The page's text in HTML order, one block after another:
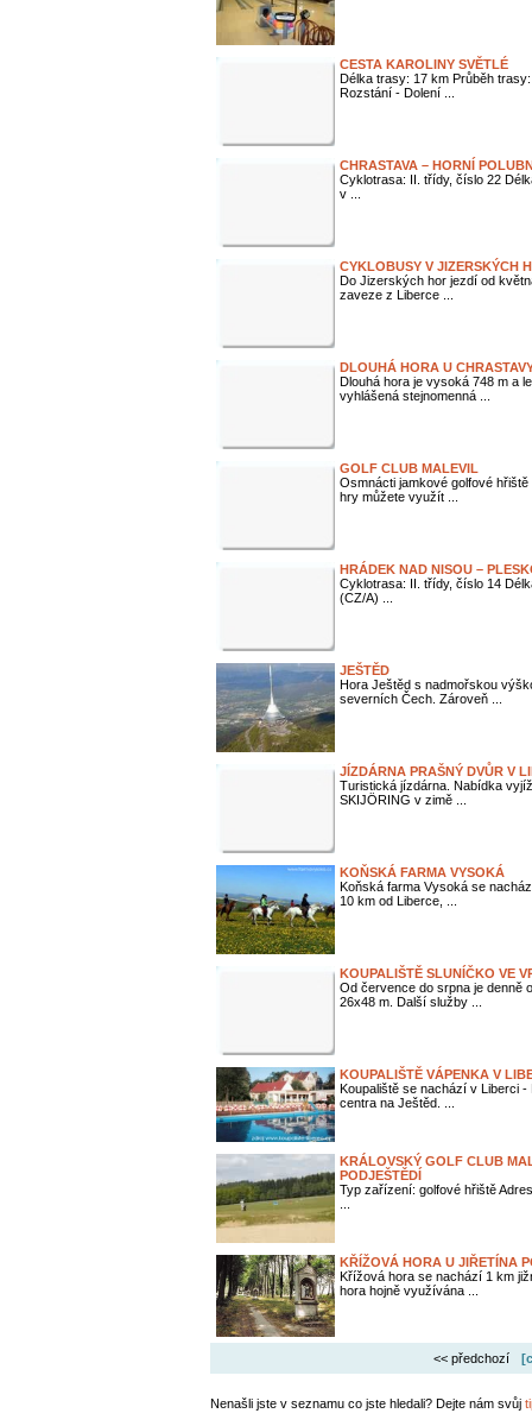
CESTA KAROLINY SVĚTLÉ
Délka trasy: 17 km Průběh
Rozstání - Dolení ...
CHRASTAVA – HORNÍ
Cyklotrasa: II. třídy, číslo 22
v ...
CYKLOBUSY V JIZERSKÝCH
Do Jizerských hor jezdí od
zaveze z Liberce ...
DLOUHÁ HORA U
Dlouhá hora je vysoká 748 m a
vyhlášená stejnomenná ...
GOLF CLUB MALEVIL
Osmnácti jamkové golfové
hry můžete využít ...
HRÁDEK NAD NISOU –
Cyklotrasa: II. třídy, číslo 14
(CZ/A) ...
JEŠTĚD
Hora Ještěd s nadmořskou
severních Čech. Zároveň ...
JÍZDÁRNA PRAŠNÝ DVŮR V
Turistická jízdárna. Nabídka
SKIJÖRING v zimě ...
KOŇSKÁ FARMA VYSOKÁ
Koňská farma Vysoká se
10 km od Liberce, ...
KOUPALIŠTĚ SLUNÍČKO VE
Od července do srpna je denně
26x48 m. Další služby ...
KOUPALIŠTĚ VÁPENKA V
Koupaliště se nachází v Liberci
centra na Ještěd. ...
KRÁLOVSKÝ GOLF CLUB
PODJEŠTĚDÍ
Typ zařízení: golfové hřiště
KŘÍŽOVÁ HORA U JIŘETÍNA
Křížová hora se nachází 1 km
hora hojně využívána ...
<< předchozí
Nenašli jste v seznamu co jste hledali? Dejte nám svůj